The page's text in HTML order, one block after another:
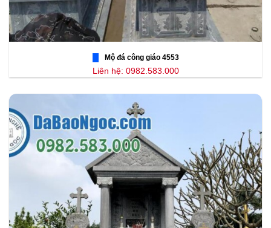
Mộ đá công giáo 4553
Liên hệ: 0982.583.000